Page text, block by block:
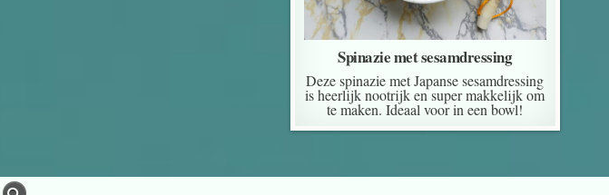
Spinazie met sesamdressing
Deze spinazie met Japanse sesamdressing
is heerlijk nootrijk en super makkelijk om
te maken. Ideaal voor in een bowl!